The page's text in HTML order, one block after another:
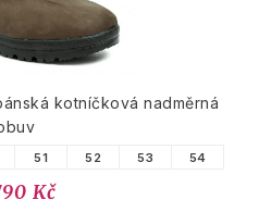
kotníčková nadměrná
51 52 53 54
Kč